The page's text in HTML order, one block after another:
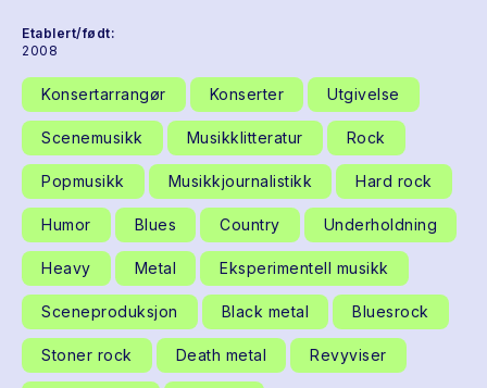
Etablert/født:
2008
Konsertarrangør Konserter Utgivelse
Scenemusikk Musikklitteratur Rock
Popmusikk Musikkjournalistikk Hard rock
Humor Blues Country Underholdning
Heavy Metal Eksperimentell musikk
Sceneproduksjon Black metal Bluesrock
Stoner rock Death metal Revyviser